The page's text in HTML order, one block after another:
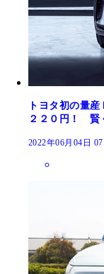
トヨタ初の量
２２０円！ 賢
2022年06月04日